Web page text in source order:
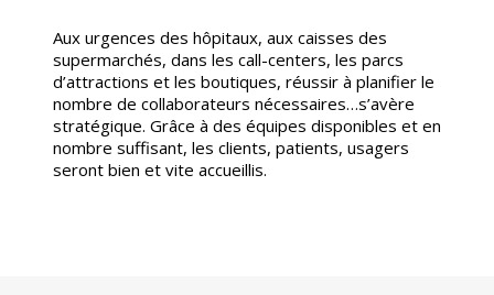
Aux urgences des hôpitaux, aux caisses des
supermarchés, dans les call-centers, les parcs
d’attractions et les boutiques, réussir à planifier le
nombre de collaborateurs nécessaires…s’avère
stratégique. Grâce à des équipes disponibles et en
nombre suffisant, les clients, patients, usagers
seront bien et vite accueillis.